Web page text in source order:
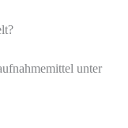
unter